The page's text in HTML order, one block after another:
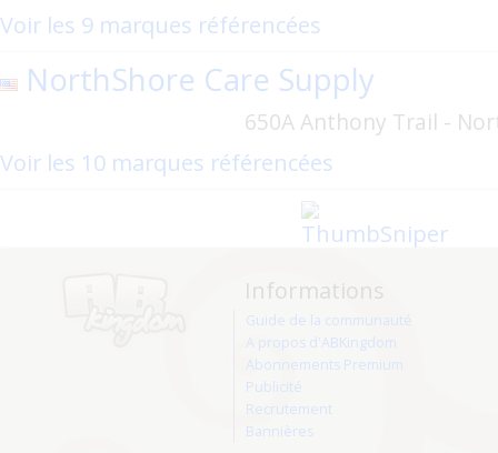
Voir les 9 marques référencées
NorthShore Care Supply
650A Anthony Trail -
Voir les 10 marques référencées
Informations
Guide de la communauté
A propos d'ABKingdom
Abonnements Premium
Publicité
Recrutement
Bannières